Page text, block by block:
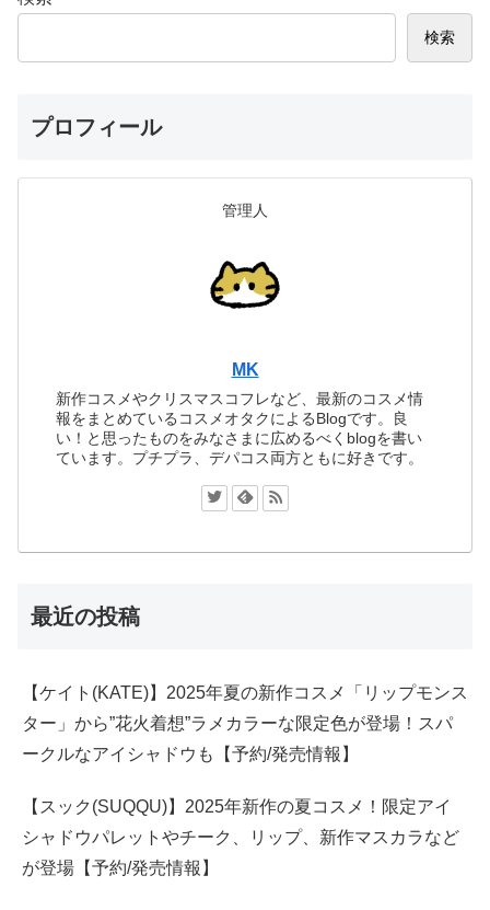
検索
プロフィール
管理人
MK
新作コスメやクリスマスコフレなど、最新のコスメ情
報をまとめているコスメオタクによるBlogです。良
い！と思ったものをみなさまに広めるべくblogを書い
ています。プチプラ、デパコス両方ともに好きです。
最近の投稿
【ケイト(KATE)】2025年夏の新作コスメ「リップモンス
ター」から”花火着想”ラメカラーな限定色が登場！スパ
ークルなアイシャドウも【予約/発売情報】
【スック(SUQQU)】2025年新作の夏コスメ！限定アイ
シャドウパレットやチーク、リップ、新作マスカラなど
が登場【予約/発売情報】